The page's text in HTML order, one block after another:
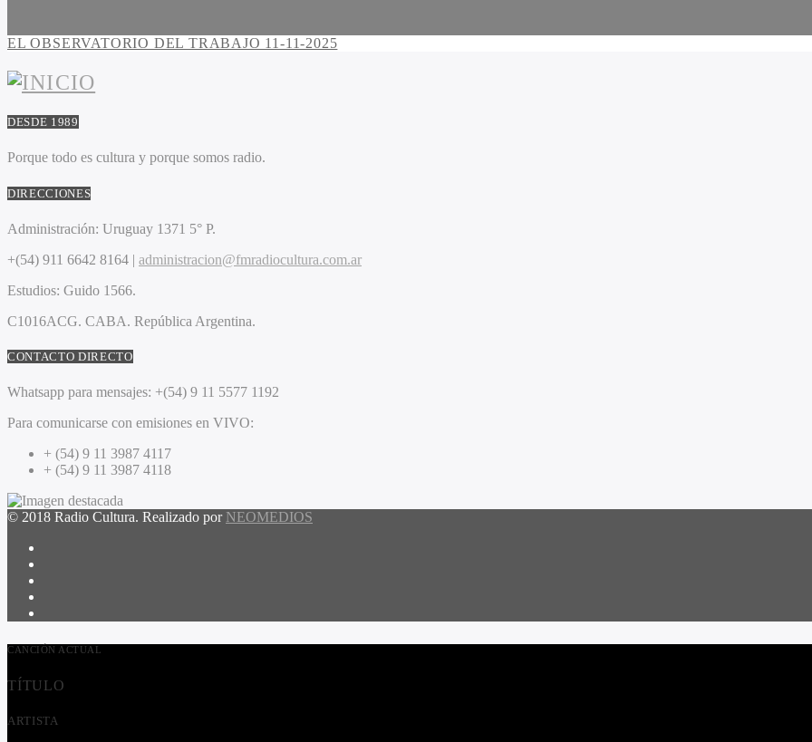
EL OBSERVATORIO DEL TRABAJO 11-11-2025
DESDE 1989
Porque todo es cultura y porque somos radio.
DIRECCIONES
Administración: Uruguay 1371 5° P.
+(54) 911 6642 8164 | administracion@fmradiocultura.com.ar
Estudios: Guido 1566.
C1016ACG. CABA. República Argentina.
CONTACTO DIRECTO
Whatsapp para mensajes: +(54) 9 11 5577 1192
Para comunicarse con emisiones en VIVO:
+ (54) 9 11 3987 4117
+ (54) 9 11 3987 4118
© 2018 Radio Cultura. Realizado por NEOMEDIOS
CANCIÓN ACTUAL
TÍTULO
ARTISTA